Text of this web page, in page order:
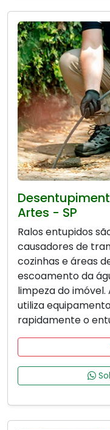
Artes - SP
Ralos entupidos
causadores de
cozinhas e áreas
escoamento da
limpeza do imóvel.
utiliza
rapidamente o